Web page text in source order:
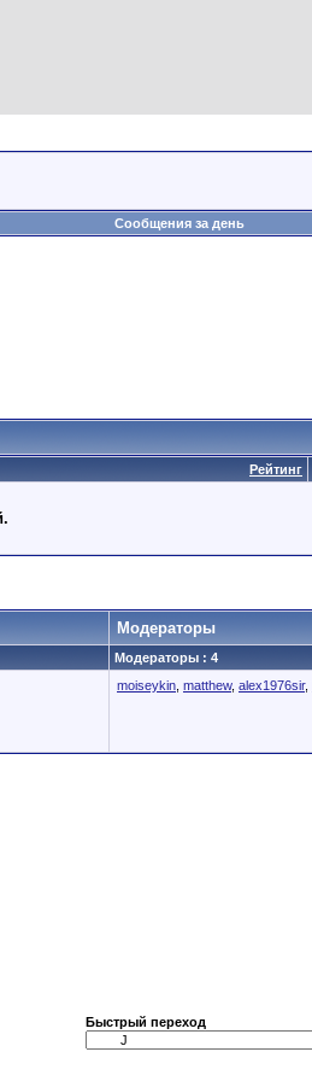
Сообщения за день
Рейтинг
Модераторы
Модераторы : 4
moiseykin matthew, alex1976sir,
Быстрый переход